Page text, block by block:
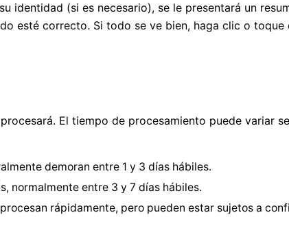
identidad (si es necesario), se le presentará un
esté correcto. Si todo se ve bien, haga clic o toque
El tiempo de procesamiento puede variar
demoran entre 1 y 3 días hábiles.
normalmente entre 3 y 7 días hábiles.
rápidamente, pero pueden estar sujetos a